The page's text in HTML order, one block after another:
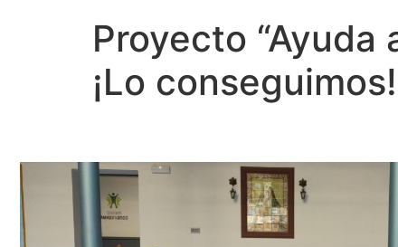
Proyecto
¡Lo conseguimos!